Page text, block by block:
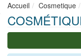
Accueil Cosmetique